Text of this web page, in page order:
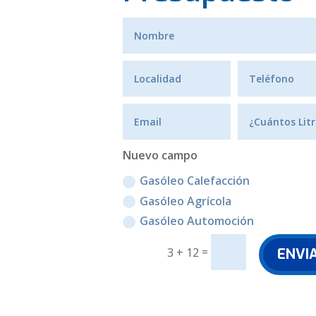
Nuevo campo
Gasóleo Calefacción
Gasóleo Agrícola
Gasóleo Automoción
3 + 12 =